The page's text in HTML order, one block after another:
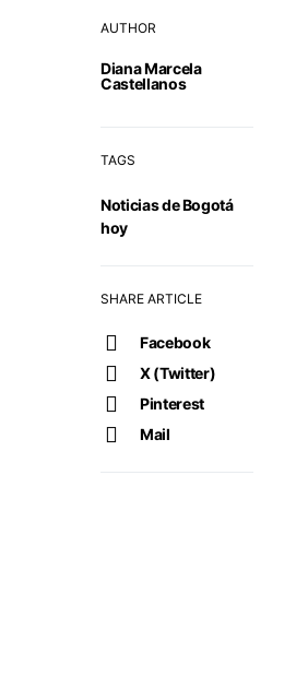
AUTHOR
Diana Marcela
Castellanos
TAGS
Noticias de Bogotá
hoy
SHARE ARTICLE
Facebook
X (Twitter)
Pinterest
Mail